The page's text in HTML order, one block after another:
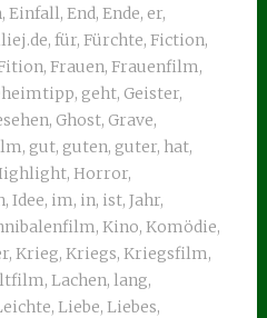
, Einfall, End, Ende, er,
, für, Fürchte, Fiction,
, Frauen, Frauenfilm,
, geht, Geister,
, Ghost, Grave,
, gut, guten, guter, hat,
, Horror,
, Idee, im, in, ist, Jahr,
, Kino, Komödie,
, Krieg, Kriegs, Kriegsfilm,
, Lachen, lang,
, Liebe, Liebes,